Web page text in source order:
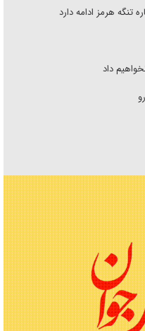
تنگه هرمز ادامه دارد
داد